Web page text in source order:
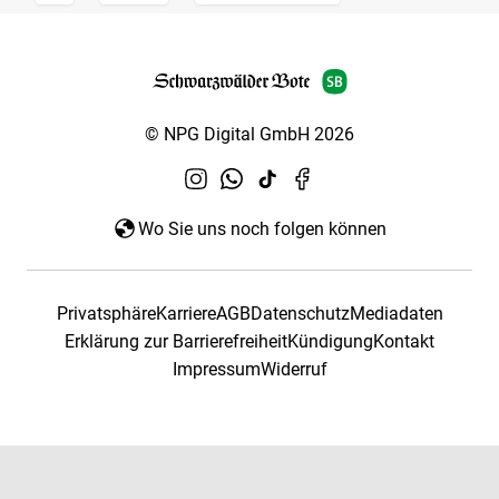
© NPG Digital GmbH 2026
Wo Sie uns noch folgen können
PrivatsphäreKarriereAGBDatenschutzMediadaten
Erklärung zur BarrierefreiheitKündigungKontakt
ImpressumWiderruf